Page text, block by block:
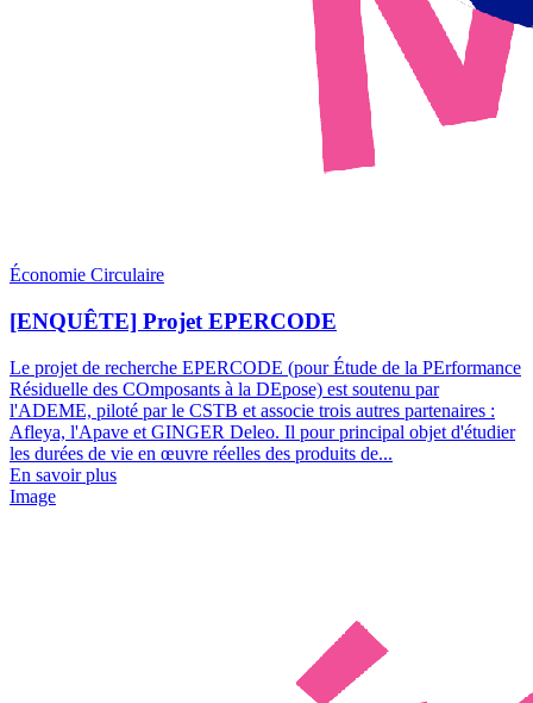
Économie Circulaire
[ENQUÊTE] Projet EPERCODE
Le projet de recherche EPERCODE (pour Étude de la PErformance
Résiduelle des COmposants à la DEpose) est soutenu par
l'ADEME, piloté par le CSTB et associe trois autres partenaires :
Afleya, l'Apave et GINGER Deleo. Il pour principal objet d'étudier
les durées de vie en œuvre réelles des produits de...
En savoir plus
Image